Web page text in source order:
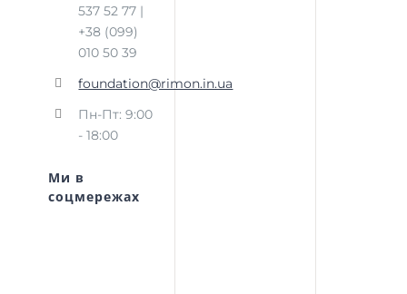
537 52 77 |
+38 (099)
010 50 39
foundation@rimon.in.ua
Пн-Пт: 9:00
- 18:00
Ми в
соцмережах